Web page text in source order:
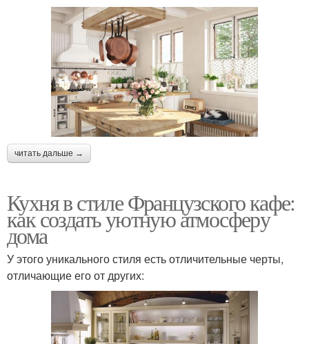
читать дальше →
Кухня в стиле Французского кафе:
как создать уютную атмосферу
дома
У этого уникального стиля есть отличительные черты,
отличающие его от других: